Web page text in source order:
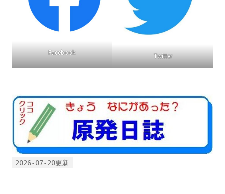
2023.1.19 東電旧経営陣、二審も無罪 民事裁判で認
めた「長期評価」を否定
りからわずか5日で、多数決決定
「原発６０年超へ」閣議決定
書籍
Facebook Twitter
2026-07-20更新